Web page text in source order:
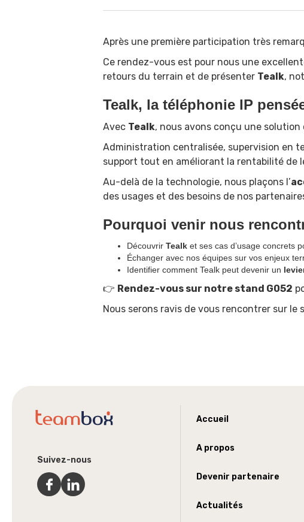
Après une première participation très
Ce rendez-vous est pour nous une
retours du terrain et de présenter Tealk,
Tealk, la téléphonie IP
Avec Tealk, nous avons conçu une
Administration centralisée, supervision en
support tout en améliorant la rentabilité de
Au-delà de la technologie, nous plaçons l’
des usages et des besoins de nos
Pourquoi venir nous
Découvrir Tealk et ses cas d’usage concrets
Échanger avec nos équipes sur vos enjeux
Identifier comment Tealk peut devenir un
👉 Rendez-vous sur notre stand G052
Nous serons ravis de vous rencontrer sur
Suivez-nous
Accueil
A propos
Devenir partenaire
Actualités